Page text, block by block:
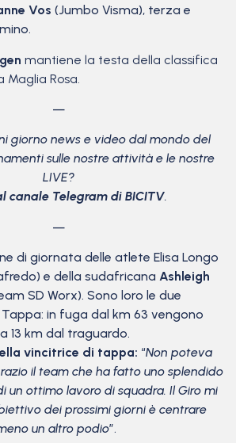
Vos (Jumbo Visma), terza e
mantiene la testa della classifica
Rosa.
—
giorno news e video dal mondo del
sulle nostre attività e le nostre
LIVE?
canale Telegram di BICITV.
—
di giornata delle atlete Elisa Longo
e della sudafricana Ashleigh
SD Worx). Sono loro le due
in fuga dal km 63 vengono
13 km dal traguardo.
vincitrice di tappa: “Non poteva
il team che ha fatto uno splendido
un ottimo lavoro di squadra. Il Giro mi
dei prossimi giorni è centrare
un altro podio”.